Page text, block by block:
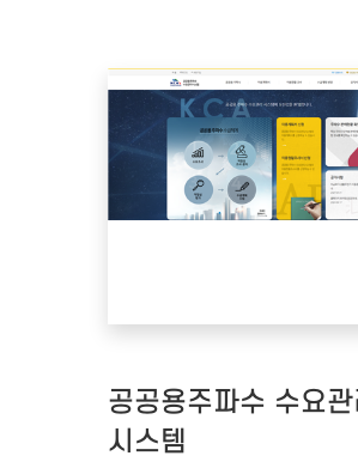
공공용주파수 수요관
시스템